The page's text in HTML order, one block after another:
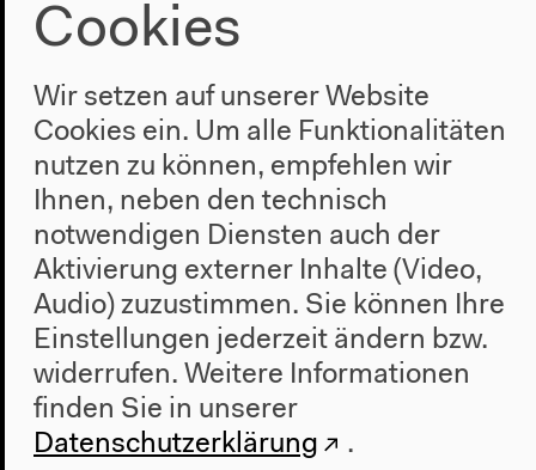
Cookies
Wir setzen auf unserer Website
Cookies ein. Um alle Funktionalitäten
nutzen zu können, empfehlen wir
Ihnen, neben den technisch
notwendigen Diensten auch der
Aktivierung externer Inhalte (Video,
Audio) zuzustimmen. Sie können Ihre
Einstellungen jederzeit ändern bzw.
widerrufen. Weitere Informationen
finden Sie in unserer
Datenschutzerklärung
.